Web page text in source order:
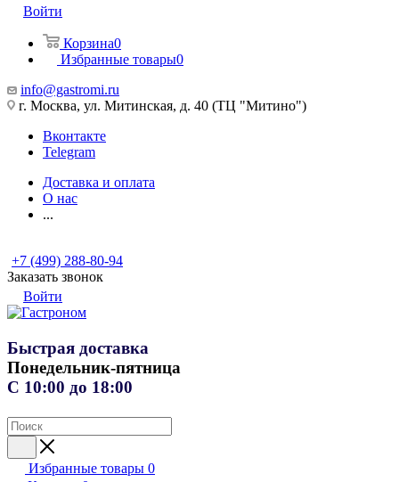
Войти
Корзина0
Избранные товары0
info@gastromi.ru
г. Москва, ул. Митинская, д. 40 (ТЦ "Митино")
Вконтакте
Telegram
Доставка и оплата
О нас
...
+7 (499) 288-80-94
Заказать звонок
Войти
Быстрая доставка
Понедельник-пятница
С 10:00 до 18:00
Избранные товары 0